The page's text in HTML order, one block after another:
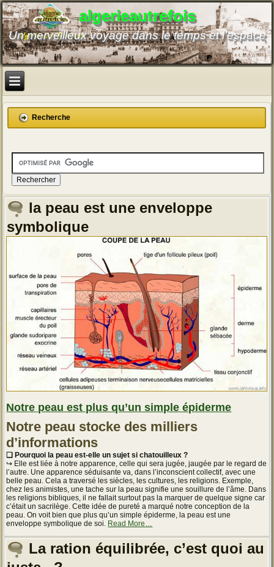
algerieautrefois
Un merveilleux voyage dans le temps et l'espace
Recherche
la peau est une enveloppe
symbolique
Notre peau est plus qu’un simple épiderme
Notre peau stocke des milliers
d’informations
❏ Pourquoi la peau est-elle un sujet si chatouilleux ?
↪ Elle est liée à notre apparence, celle qui sera jugée, jaugée par le regard de
l’autre. Une apparence séduisante va, dans l’inconscient collectif, avec une
belle peau. Cela a traversé les siècles, les cultures, les religions. Exemple,
chez les animistes, une tache sur la peau signifie une souillure de l’âme. Dans
les religions bibliques, il ne fallait surtout pas la marquer de quelque signe car
c’était un sacrilège. Cette idée de pureté a marqué notre conception de la
peau. On voit bien que plus qu’un simple épiderme, la peau est une
enveloppe symbolique de soi. Read More
peau
est
…
La ration équilibrée, c’est quoi au